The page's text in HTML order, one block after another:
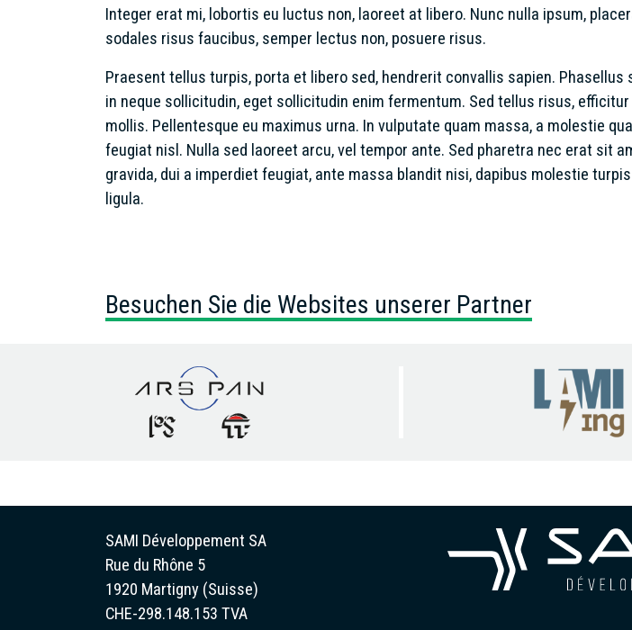
Integer erat mi, lobortis eu luctus non, laoreet at libero. Nunc nulla ipsum,
sodales risus faucibus, semper lectus non, posuere risus.
Praesent tellus turpis, porta et libero sed, hendrerit convallis sapien.
in neque sollicitudin, eget sollicitudin enim fermentum. Sed tellus risus,
mollis. Pellentesque eu maximus urna. In vulputate quam massa, a molestie
feugiat nisl. Nulla sed laoreet arcu, vel tempor ante. Sed pharetra nec erat sit
gravida, dui a imperdiet feugiat, ante massa blandit nisi, dapibus molestie
ligula.
Besuchen Sie die Websites unserer Partner
SAMI Développement SA
Rue du Rhône 5
1920 Martigny (Suisse)
CHE-298.148.153 TVA